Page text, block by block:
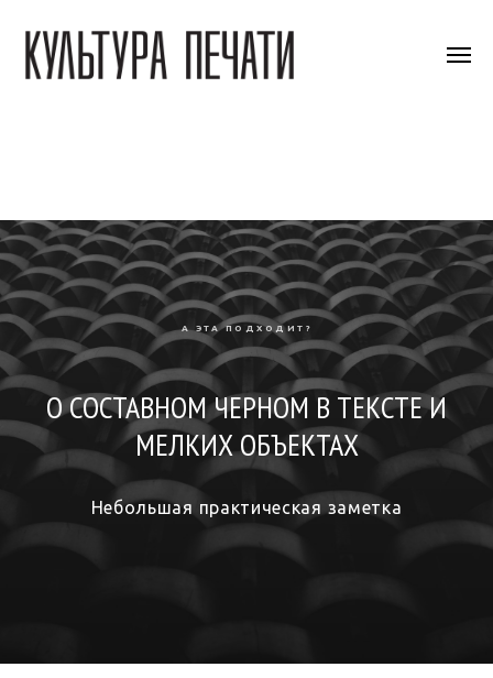
А ЭТА ПОДХОДИТ?
О СОСТАВНОМ ЧЕРНОМ В ТЕКСТЕ И
МЕЛКИХ ОБЪЕКТАХ
Небольшая практическая заметка